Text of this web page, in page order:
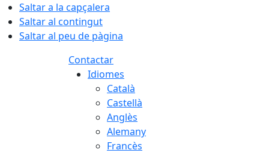
Saltar a la capçalera
Saltar al contingut
Saltar al peu de pàgina
Contactar
Idiomes
Català
Castellà
Anglès
Alemany
Francès